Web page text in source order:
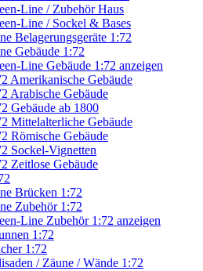
Line / Zubehör Haus
Line / Sockel & Bases
Belagerungsgeräte 1:72
Gebäude 1:72
Line Gebäude 1:72 anzeigen
Amerikanische Gebäude
Arabische Gebäude
Gebäude ab 1800
Mittelalterliche Gebäude
Römische Gebäude
Sockel-Vignetten
Zeitlose Gebäude
Brücken 1:72
Zubehör 1:72
Line Zubehör 1:72 anzeigen
1:72
1:72
/ Zäune / Wände 1:72